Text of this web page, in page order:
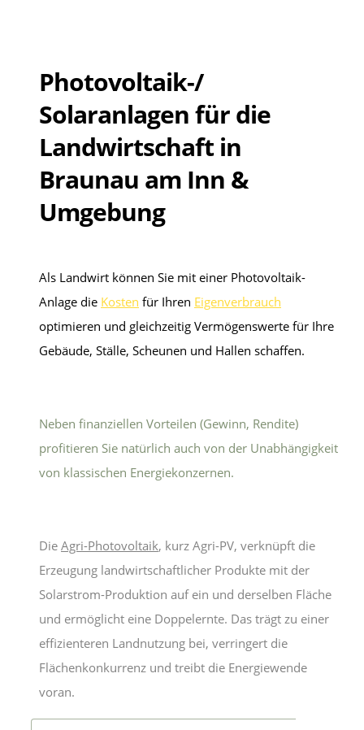
Photovoltaik-/
Solaranlagen für die
Landwirtschaft in
Braunau am Inn &
Umgebung
Als Landwirt können Sie mit einer Photovoltaik-
Anlage die Kosten für Ihren Eigenverbrauch
optimieren und gleichzeitig Vermögenswerte für Ihre
Gebäude, Ställe, Scheunen und Hallen schaffen.
Neben finanziellen Vorteilen (Gewinn, Rendite)
profitieren Sie natürlich auch von der Unabhängigkeit
von klassischen Energiekonzernen.
Die Agri-Photovoltaik, kurz Agri-PV, verknüpft die
Erzeugung landwirtschaftlicher Produkte mit der
Solarstrom-Produktion auf ein und derselben Fläche
und ermöglicht eine Doppelernte. Das trägt zu einer
effizienteren Landnutzung bei, verringert die
Flächenkonkurrenz und treibt die Energiewende
voran.